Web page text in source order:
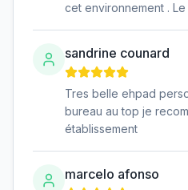
cet environnement .
sandrine counard
Tres belle ehpad
bureau au top je
établissement
marcelo afonso